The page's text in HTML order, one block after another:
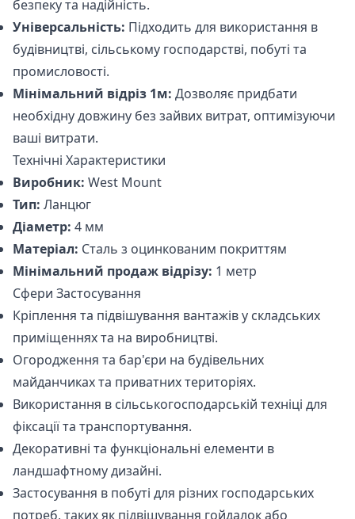
безпеку та надійність.
Універсальність: Підходить для використання в
будівництві, сільському господарстві, побуті та
промисловості.
Мінімальний відріз 1м: Дозволяє придбати
необхідну довжину без зайвих витрат, оптимізуючи
ваші витрати.
Технічні Характеристики
Виробник: West Mount
Тип: Ланцюг
Діаметр: 4 мм
Матеріал: Сталь з оцинкованим покриттям
Мінімальний продаж відрізу: 1 метр
Сфери Застосування
Кріплення та підвішування вантажів у складських
приміщеннях та на виробництві.
Огородження та бар'єри на будівельних
майданчиках та приватних територіях.
Використання в сільськогосподарській техніці для
фіксації та транспортування.
Декоративні та функціональні елементи в
ландшафтному дизайні.
Застосування в побуті для різних господарських
потреб, таких як підвішування гойдалок або